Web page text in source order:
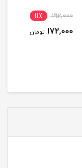
192,000 11٪
172,000 تومان